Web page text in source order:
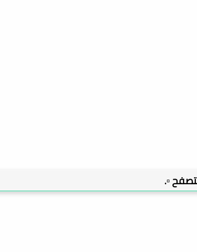
▫️.